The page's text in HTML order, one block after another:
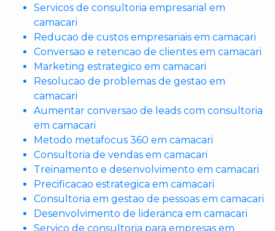
Servicos de consultoria empresarial em
camacari
Reducao de custos empresariais em camacari
Conversao e retencao de clientes em camacari
Marketing estrategico em camacari
Resolucao de problemas de gestao em
camacari
Aumentar conversao de leads com consultoria
em camacari
Metodo metafocus 360 em camacari
Consultoria de vendas em camacari
Treinamento e desenvolvimento em camacari
Precificacao estrategica em camacari
Consultoria em gestao de pessoas em camacari
Desenvolvimento de lideranca em camacari
Servico de consultoria para empresas em